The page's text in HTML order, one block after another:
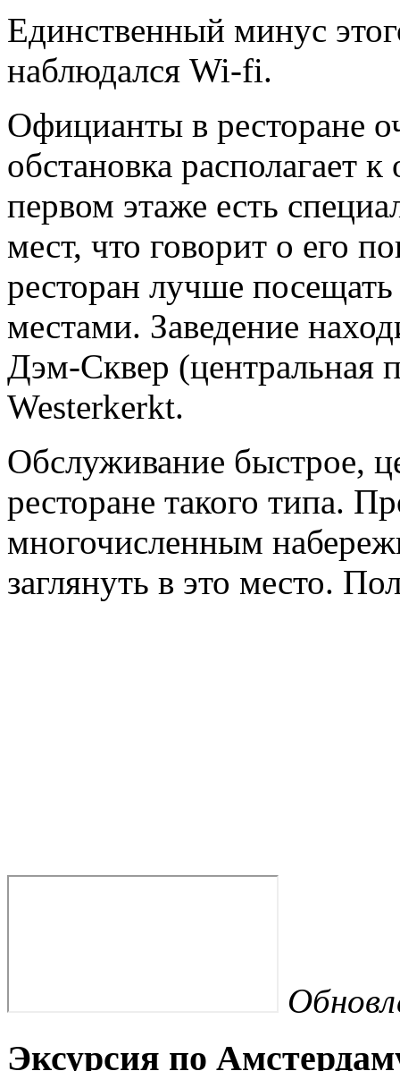
Единственный минус
наблюдался Wi-fi.
Официанты в ресторане
обстановка располагает
первом этаже есть
мест, что говорит о его
ресторан лучше
местами. Заведение
Дэм-Сквер (центральная
Westerkerkt.
Обслуживание быстрое,
ресторане такого типа.
многочисленным
заглянуть в это место.
Эксурсия по